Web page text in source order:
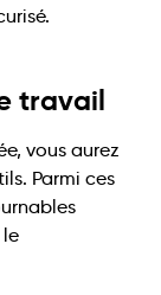
travail
vous aurez
Parmi ces
le